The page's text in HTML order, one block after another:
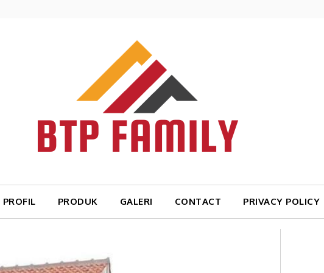
PROFIL PRODUK GALERI CONTACT PRIVACY POLICY